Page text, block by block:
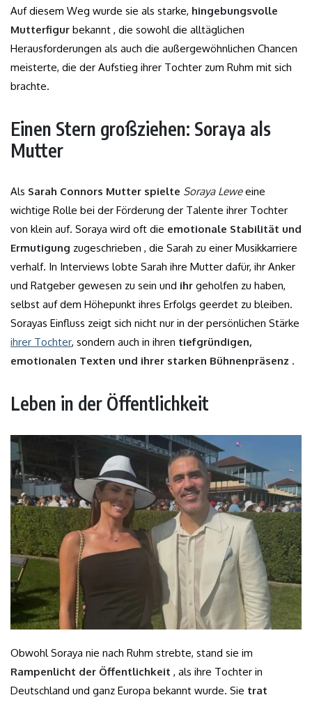
Auf diesem Weg wurde sie als starke, hingebungsvolle
Mutterfigur bekannt , die sowohl die alltäglichen
Herausforderungen als auch die außergewöhnlichen Chancen
meisterte, die der Aufstieg ihrer Tochter zum Ruhm mit sich
brachte.
Einen Stern großziehen: Soraya als
Mutter
Als Sarah Connors Mutter spielte Soraya Leweeine
wichtige Rolle bei der Förderung der Talente ihrer Tochter
von klein auf. Soraya wird oft die emotionale Stabilität und
Ermutigung zugeschrieben , die Sarah zu einer Musikkarriere
verhalf. In Interviews lobte Sarah ihre Mutter dafür, ihr Anker
und Ratgeber gewesen zu sein und ihr geholfen zu haben,
selbst auf dem Höhepunkt ihres Erfolgs geerdet zu bleiben.
Sorayas Einfluss zeigt sich nicht nur in der persönlichen Stärke
ihrer Tochter, sondern auch in ihren tiefgründigen,
emotionalen Texten und ihrer starken Bühnenpräsenz .
Leben in der Öffentlichkeit
Obwohl Soraya nie nach Ruhm strebte, stand sie im
Rampenlicht der Öffentlichkeit , als ihre Tochter in
Deutschland und ganz Europa bekannt wurde. Sie trat